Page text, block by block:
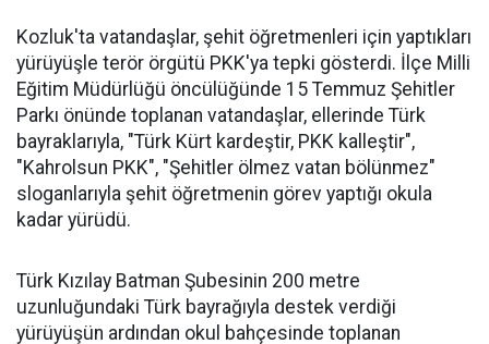
Kozluk'ta vatandaşlar, şehit öğretmenleri için yaptıkları
yürüyüşle terör örgütü PKK'ya tepki gösterdi. İlçe Milli
Eğitim Müdürlüğü öncülüğünde 15 Temmuz Şehitler
Parkı önünde toplanan vatandaşlar, ellerinde Türk
bayraklarıyla, "Türk Kürt kardeştir, PKK kalleştir",
"Kahrolsun PKK", "Şehitler ölmez vatan bölünmez"
sloganlarıyla şehit öğretmenin görev yaptığı okula
kadar yürüdü.
Türk Kızılay Batman Şubesinin 200 metre
uzunluğundaki Türk bayrağıyla destek verdiği
yürüyüşün ardından okul bahçesinde toplanan